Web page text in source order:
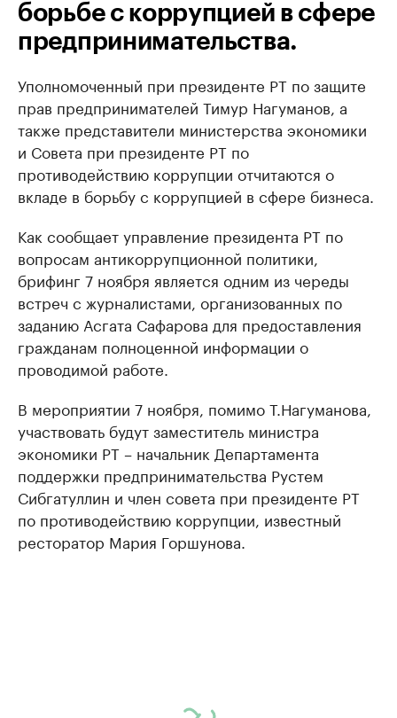
борьбе с коррупцией в сфере
предпринимательства.
Уполномоченный при президенте РТ по защите
прав предпринимателей Тимур Нагуманов, а
также представители министерства экономики
и Совета при президенте РТ по
противодействию коррупции отчитаются о
вкладе в борьбу с коррупцией в сфере бизнеса.
Как сообщает управление президента РТ по
вопросам антикоррупционной политики,
брифинг 7 ноября является одним из череды
встреч с журналистами, организованных по
заданию Асгата Сафарова для предоставления
гражданам полноценной информации о
проводимой работе.
В мероприятии 7 ноября, помимо Т.Нагуманова,
участвовать будут заместитель министра
экономики РТ – начальник Департамента
поддержки предпринимательства Рустем
Сибгатуллин и член совета при президенте РТ
по противодействию коррупции, известный
ресторатор Мария Горшунова.